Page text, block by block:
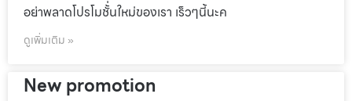
อย่าพลาดโปรโมชั้่นใหม่ของเรา เร็วๆนี้นะค
ดูเพิ่มเติม »
New promotion